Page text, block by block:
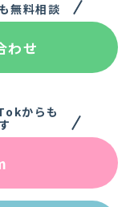
無料相談
わせ
からも